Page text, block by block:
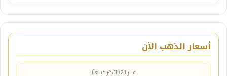
أسعار الذهب الآن
عيار 21 (الأكثر مبيعاً)